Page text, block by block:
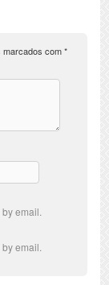
marcados com*
email.
email.